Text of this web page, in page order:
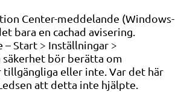
Center-meddelande (Windows-
bara en cachad avisering.
Start > Inställningar >
bör berätta om
tillgängliga eller inte. Var det här
att detta inte hjälpte.